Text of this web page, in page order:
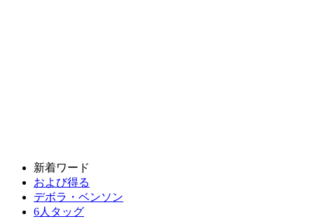
新着ワード
および得る
デボラ・ベンソン
6人タッグ